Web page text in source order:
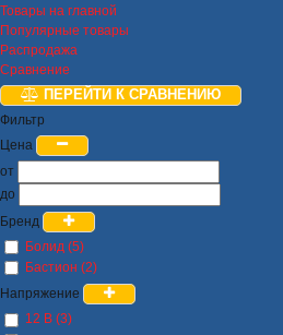
Товары на главной
Популярные товары
Распродажа
Сравнение
ПЕРЕЙТИ К СРАВНЕНИЮ
Фильтр
Цена
от
до
Бренд
Болид (5)
Бастион (2)
Напряжение
12 В (3)